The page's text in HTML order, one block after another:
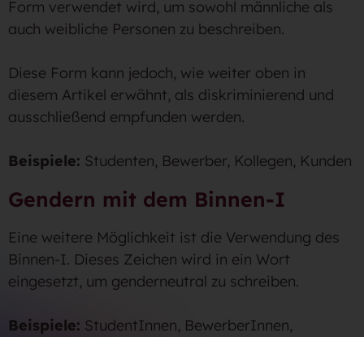
Form verwendet wird, um sowohl männliche als
auch weibliche Personen zu beschreiben.
Diese Form kann jedoch, wie weiter oben in
diesem Artikel erwähnt, als diskriminierend und
ausschließend empfunden werden.
Beispiele: Studenten, Bewerber, Kollegen, Kunden
Gendern mit dem Binnen-I
Eine weitere Möglichkeit ist die Verwendung des
Binnen-I. Dieses Zeichen wird in ein Wort
eingesetzt, um genderneutral zu schreiben.
Beispiele: StudentInnen, BewerberInnen,